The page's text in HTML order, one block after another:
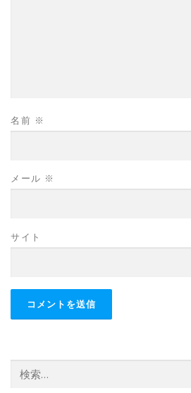
名前 ※
メール ※
サイト
索: